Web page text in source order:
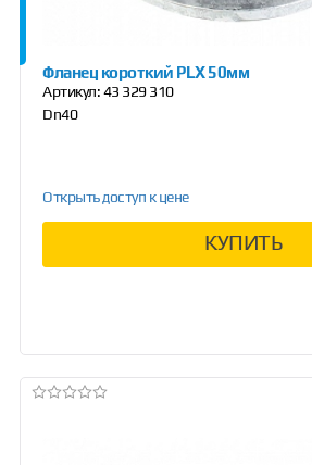
Фланец короткий PLX 50мм
Артикул:43 329 310
Dn40
Открыть доступ к цене
КУПИТЬ